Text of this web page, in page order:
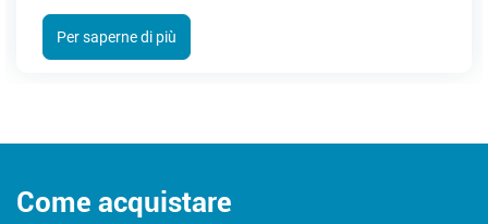
Per saperne di più
Come acquistare